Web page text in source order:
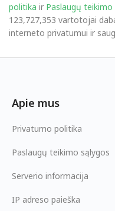
politika ir Paslaugų teikimo
123,727,353 vartotojai
interneto privatumui ir
Apie mus
Privatumo politika
Paslaugų teikimo sąlygos
Serverio informacija
IP adreso paieška